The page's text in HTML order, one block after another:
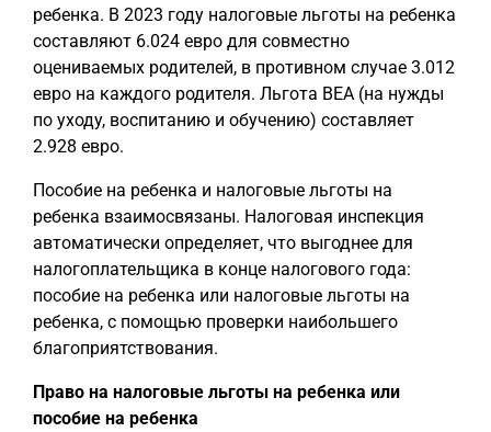
ребенка. В 2023 году налоговые льготы на ребенка
составляют 6.024 евро для совместно
оцениваемых родителей, в противном случае 3.012
евро на каждого родителя. Льгота BEA (на нужды
по уходу, воспитанию и обучению) составляет
2.928 евро.
Пособие на ребенка и налоговые льготы на
ребенка взаимосвязаны. Налоговая инспекция
автоматически определяет, что выгоднее для
налогоплательщика в конце налогового года:
пособие на ребенка или налоговые льготы на
ребенка, с помощью проверки наибольшего
благоприятствования.
Право на налоговые льготы на ребенка или
пособие на ребенка